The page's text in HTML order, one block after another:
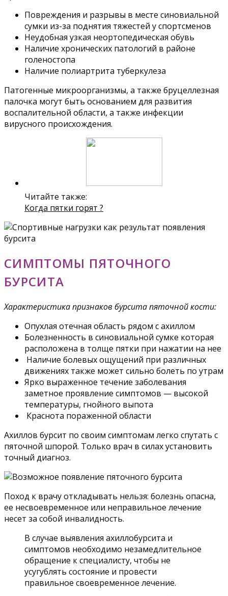
Повреждения и разрывы в месте синовиальной
сумки из-за поднятия тяжестей у спортсменов
Неудобная узкая неортопедическая обувь
Наличие хронических патологий в районе
голеностопа
Наличие полиартрита туберкулеза
Патогенные микроорганизмы, а также бруцеллезная
палочка могут быть основанием для развития
воспалительной области, а также инфекции
вирусного происхождения.
Читайте также:
Когда пятки горят ?
СИМПТОМЫ ПЯТОЧНОГО
БУРСИТА
Характеристика признаков бурсита пяточной кости:
Опухлая отечная область рядом с ахиллом
Болезненность в синовиальной сумке которая
расположена в толще пятки при нажатии на нее
Наличие болевых ощущений при различных
движениях также может сильно болеть по утрам
Ярко выраженное течение заболевания
заметное проявление симптомов — высокой
температуры, гнойного выпота
Краснота пораженной области
Ахиллов бурсит по своим симптомам легко спутать с
пяточной шпорой. Только врач в силах установить
точный диагноз.
Поход к врачу откладывать нельзя: болезнь опасна,
ее несвоевременное или неправильное лечение
несет за собой инвалидность.
В случае выявления ахиллобурсита и
симптомов необходимо незамедлительное
обращение к специалисту, чтобы не
усугублять состояние и провести
правильное своевременное лечение.